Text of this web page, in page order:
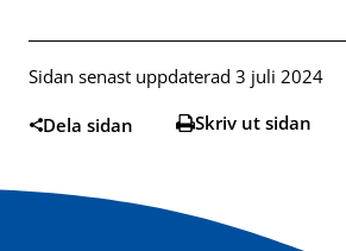
Sidan senast uppdaterad 3 juli 2024
Dela sidan Skriv ut sidan